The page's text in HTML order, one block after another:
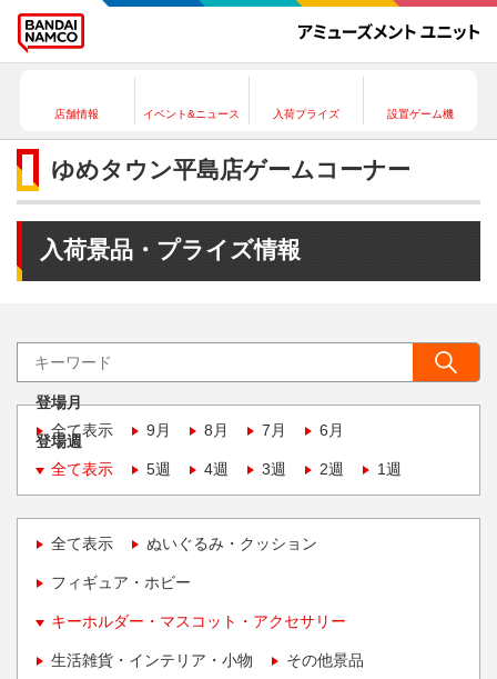
店舗情報 イベント&ニュース 入荷プライズ 設置ゲーム機
ゆめタウン平島店ゲームコーナー
入荷景品・プライズ情報
登場月
全て表示
9月 8月 7月 6月
登場週
全て表示
5週 4週 3週 2週 1週
全て表示 ぬいぐるみ・クッション
フィギュア・ホビー
キーホルダー・マスコット・アクセサリー
生活雑貨・インテリア・小物 その他景品